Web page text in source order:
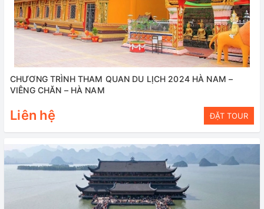
CHƯƠNG TRÌNH THAM QUAN DU LỊCH 2024 HÀ NAM –
VIÊNG CHĂN – HÀ NAM
Liên hệ ĐẶT TOUR